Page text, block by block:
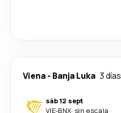
Viena- Banja Luka 3 días
sáb 12 sept
VIE-BNX· sin escala